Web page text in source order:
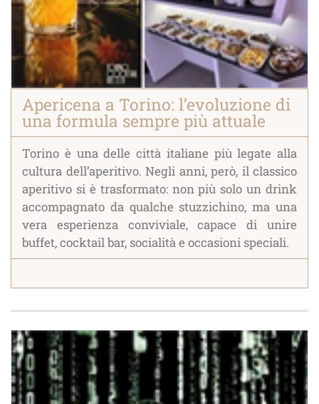
Apericena a Torino: l’evoluzione di
una formula sempre più attuale
Torino è una delle città italiane più legate alla
cultura dell’aperitivo. Negli anni, però, il classico
aperitivo si è trasformato: non più solo un drink
accompagnato da qualche stuzzichino, ma una
vera esperienza conviviale, capace di unire
buffet, cocktail bar, socialità e occasioni speciali.